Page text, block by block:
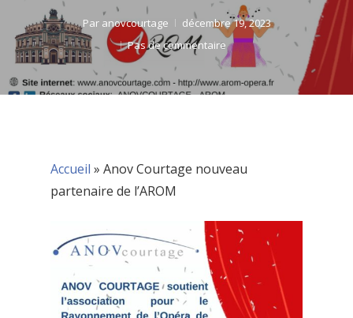
Par anovcourtage
décembre 19, 2023
Pas de commentaire
Accueil » Anov Courtage nouveau
partenaire de l’AROM